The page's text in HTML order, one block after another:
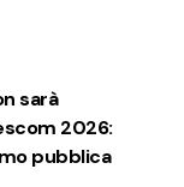
sarà
2026:
pubblica